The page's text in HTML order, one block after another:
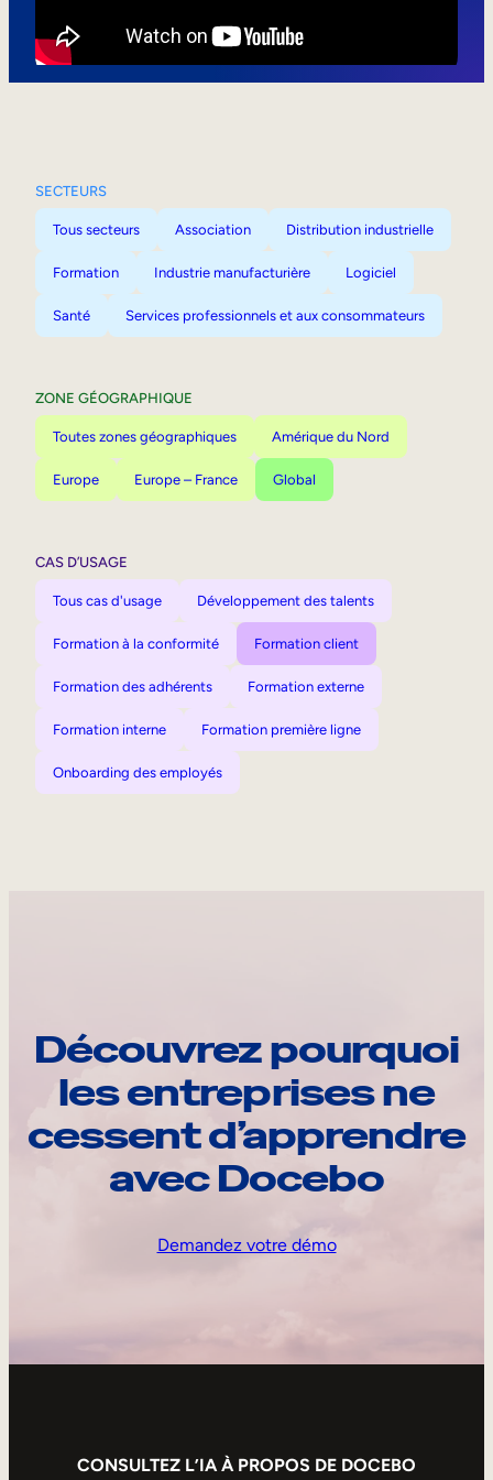
SECTEURS
Tous secteurs Association Distribution industrielle
Formation Industrie manufacturière Logiciel
Santé Services professionnels et aux consommateurs
ZONE GÉOGRAPHIQUE
Toutes zones géographiques Amérique du Nord
Europe Europe – France Global
CAS D’USAGE
Tous cas d'usage Développement des talents
Formation à la conformité Formation client
Formation des adhérents Formation externe
Formation interne Formation première ligne
Onboarding des employés
Découvrez pourquoi
les entreprises ne
cessent d’apprendre
avec Docebo
Demandez votre démo
CONSULTEZ L’IA À PROPOS DE DOCEBO